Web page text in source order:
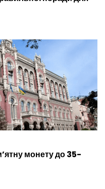
монету до 35-